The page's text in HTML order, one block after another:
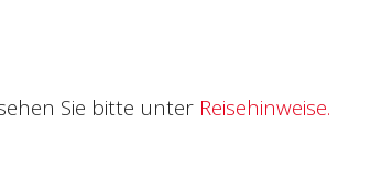
Sie bitte unter Reisehinweise.